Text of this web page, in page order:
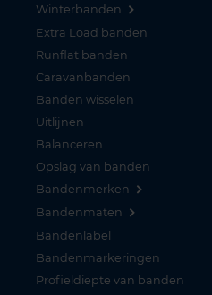
Winterbanden
Extra Load banden
Runflat banden
Caravanbanden
Banden wisselen
Uitlijnen
Balanceren
Opslag van banden
Bandenmerken
Bandenmaten
Bandenlabel
Bandenmarkeringen
Profieldiepte van banden